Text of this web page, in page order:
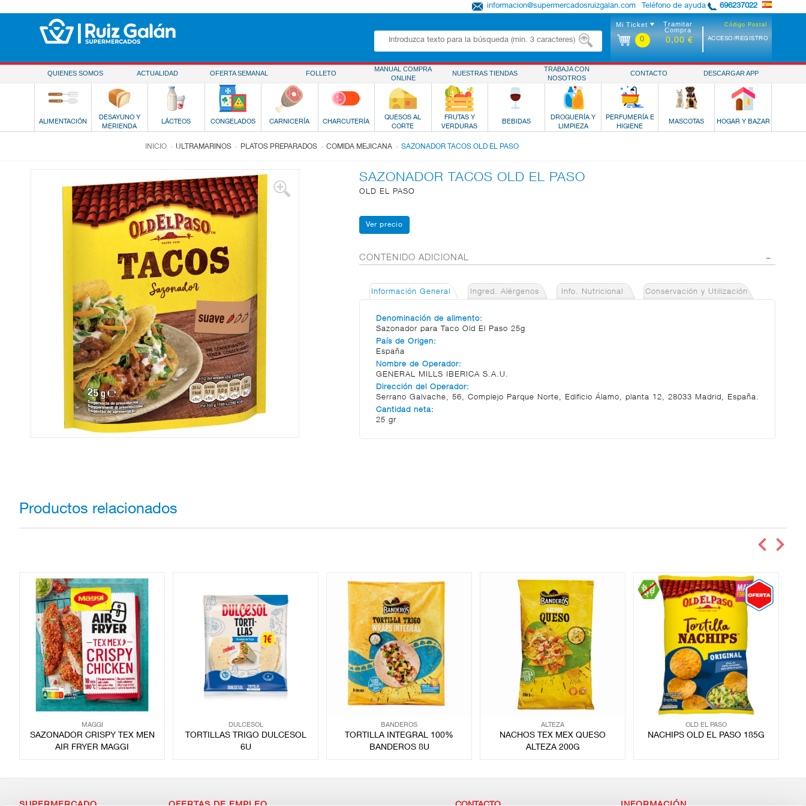
Teléfono de ayuda 696237022
informacion@supermercadosruizgalan.com
Código Postal
ACCESO/REGISTRO
Mi Ticket
0
Tramitar
Compra
0,00 €
QUIENES SOMOS ACTUALIDAD OFERTA SEMANAL FOLLETO
MANUAL COMPRA
ONLINE
NUESTRAS TIENDAS
TRABAJA CON
NOSOTROS
CONTACTO DESCARGAR APP
ALIMENTACIÓN
DESAYUNO Y
MERIENDA
LÁCTEOS CONGELADOS CARNICERÍA CHARCUTERÍA
QUESOS AL
CORTE
FRUTAS Y
VERDURAS
BEBIDAS
DROGUERÍA Y
LIMPIEZA
PERFUMERÍA E
HIGIENE
MASCOTAS HOGAR Y BAZAR
INICIO . ULTRAMARINOS . PLATOS PREPARADOS . COMIDA MEJICANA . SAZONADOR TACOS OLD EL PASO
SAZONADOR TACOS OLD EL PASO
OLD EL PASO
CONTENIDO ADICIONAL
Información General Ingred. Alérgenos Info. Nutricional Conservación y Utilización
Denominación de alimento:
Sazonador para Taco Old El Paso 25g
País de Origen:
España
Nombre de Operador:
GENERAL MILLS IBERICA S.A.U.
Dirección del Operador:
Serrano Galvache, 56, Complejo Parque Norte, Edificio Álamo, planta 12, 28033 Madrid, España.
Cantidad neta:
25 gr
Productos relacionados
MAGGI
SAZONADOR CRISPY TEX MEN
AIR FRYER MAGGI
DULCESOL
TORTILLAS TRIGO DULCESOL
6U
BANDEROS
TORTILLA INTEGRAL 100%
BANDEROS 8U
ALTEZA
NACHOS TEX MEX QUESO
ALTEZA 200G
OLD EL PASO
NACHIPS OLD EL PASO 185G